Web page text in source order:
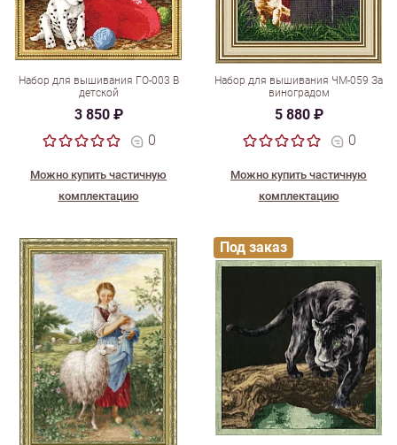
Набор для вышивания ГО-003 В
детской
3 850 ₽
0
Можно купить частичную
комплектацию
Набор для вышивания ЧМ-059 За
виноградом
5 880 ₽
0
Можно купить частичную
комплектацию
Под заказ